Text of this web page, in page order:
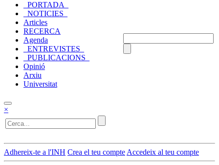
_PORTADA_
_NOTICIES_
Articles
RECERCA
Agenda
_ENTREVISTES_
_PUBLICACIONS_
Opinió
Arxiu
Universitat
×
Adhereix-te a l'INH Crea el teu compte Accedeix al teu compte